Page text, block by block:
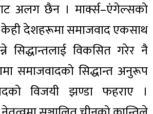
अलग छैन । मार्क्स–एंगेल्सको
देशहरूमा समाजवाद एकसाथ
सिद्धान्तलाई विकसित गरेर नै
समाजवादको सिद्धान्त अनुरूप
विजयी झण्डा फहराए ।